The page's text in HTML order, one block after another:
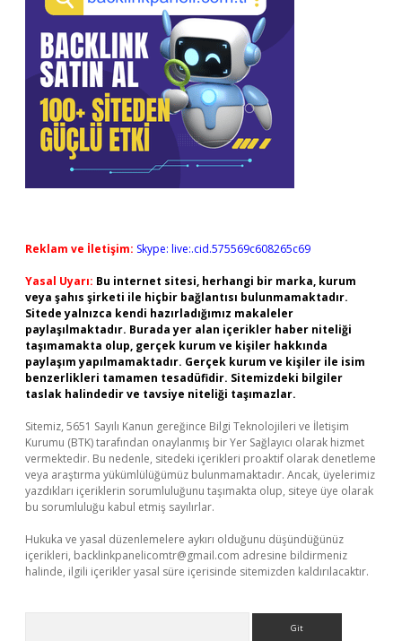
Reklam ve İletişim: Skype: live:.cid.575569c608265c69
Yasal Uyarı: Bu internet sitesi, herhangi bir marka, kurum
veya şahıs şirketi ile hiçbir bağlantısı bulunmamaktadır.
Sitede yalnızca kendi hazırladığımız makaleler
paylaşılmaktadır. Burada yer alan içerikler haber niteliği
taşımamakta olup, gerçek kurum ve kişiler hakkında
paylaşım yapılmamaktadır. Gerçek kurum ve kişiler ile isim
benzerlikleri tamamen tesadüfidir. Sitemizdeki bilgiler
taslak halindedir ve tavsiye niteliği taşımazlar.
Sitemiz, 5651 Sayılı Kanun gereğince Bilgi Teknolojileri ve İletişim
Kurumu (BTK) tarafından onaylanmış bir Yer Sağlayıcı olarak hizmet
vermektedir. Bu nedenle, sitedeki içerikleri proaktif olarak denetleme
veya araştırma yükümlülüğümüz bulunmamaktadır. Ancak, üyelerimiz
yazdıkları içeriklerin sorumluluğunu taşımakta olup, siteye üye olarak
bu sorumluluğu kabul etmiş sayılırlar.
Hukuka ve yasal düzenlemelere aykırı olduğunu düşündüğünüz
içerikleri, backlinkpanelicomtr@gmail.com adresine bildirmeniz
halinde, ilgili içerikler yasal süre içerisinde sitemizden kaldırılacaktır.